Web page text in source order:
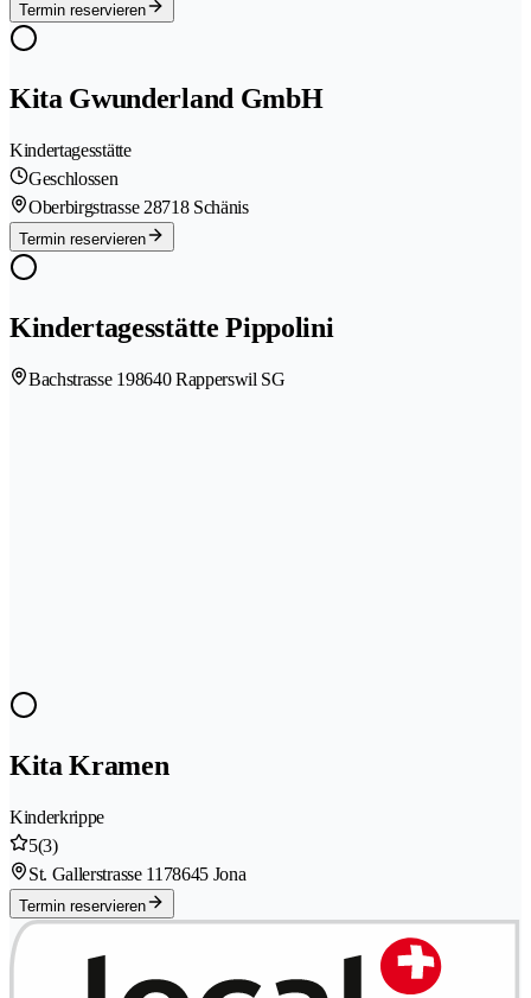
Termin reservieren
Kita Gwunderland GmbH
Kindertagesstätte
Geschlossen
Oberbirgstrasse 28718 Schänis
Termin reservieren
Kindertagesstätte Pippolini
Bachstrasse 198640 Rapperswil SG
Kita Kramen
Kinderkrippe
5(3)
St. Gallerstrasse 1178645 Jona
Termin reservieren